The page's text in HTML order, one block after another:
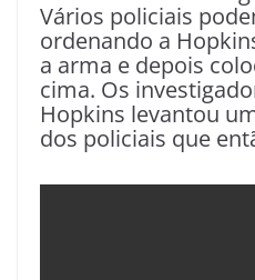
Vários policiais
ordenando a
a arma e depois
cima. Os
Hopkins levantou
dos policiais que